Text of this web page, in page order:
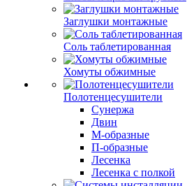
Заглушки монтажные
Соль таблетированная
Хомуты обжимные
Полотенцесушители
Сунержа
Двин
М-образные
П-образные
Лесенка
Лесенка с полкой